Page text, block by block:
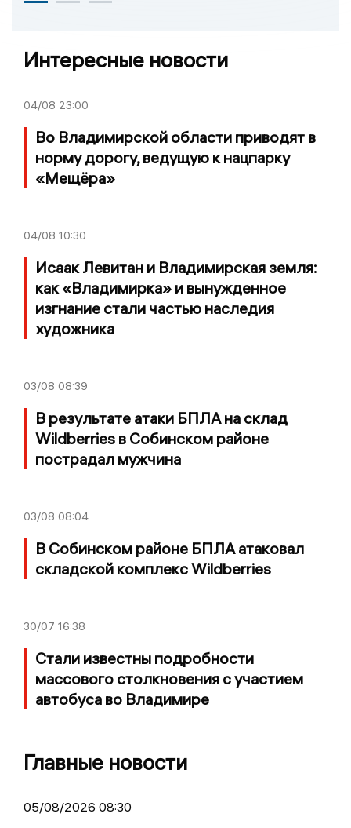
Интересные новости
04/08 23:00
Во Владимирской области приводят в
норму дорогу, ведущую к нацпарку
«Мещёра»
04/08 10:30
Исаак Левитан и Владимирская земля:
как «Владимирка» и вынужденное
изгнание стали частью наследия
художника
03/08 08:39
В результате атаки БПЛА на склад
Wildberries в Собинском районе
пострадал мужчина
03/08 08:04
В Собинском районе БПЛА атаковал
складской комплекс Wildberries
30/07 16:38
Стали известны подробности
массового столкновения с участием
автобуса во Владимире
Главные новости
05/08/2026 08:30